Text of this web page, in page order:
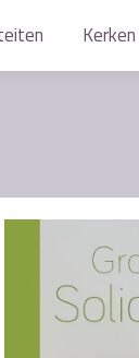
Kerken
Kerken